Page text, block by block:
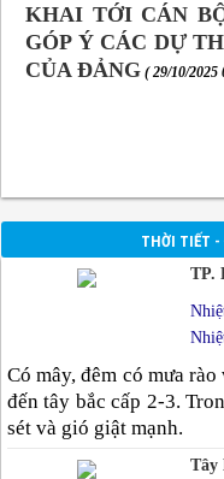
KHAI TỚI CÁN
GÓP Ý CÁC DỰ
CỦA ĐẢNG ( 29/10/2025
THỜI TIẾT
TP.
Có mây, đêm có mưa
đến tây bắc cấp 2-3.
sét và gió giật mạnh.
Tây